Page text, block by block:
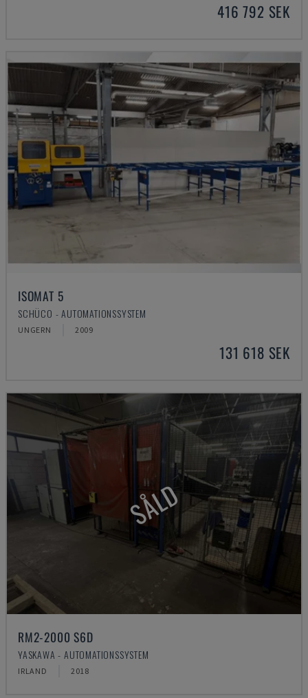
416 792 SEK
ISOMAT 5
SCHÜCO - AUTOMATIONSSYSTEM
UNGERN 2009
131 618 SEK
SÅLD
RM2-2000 S6D
YASKAWA - AUTOMATIONSSYSTEM
IRLAND 2018